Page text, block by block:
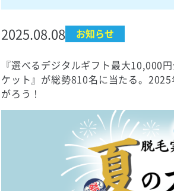
2025.08.08 お知らせ
『選べるデジタルギフト最大10,000
ケット』が総勢810名に当たる。
がろう！